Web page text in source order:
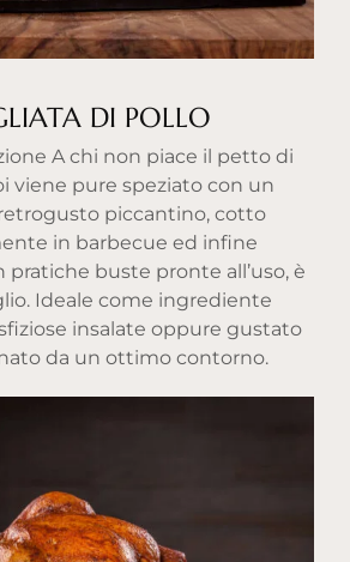
DI POLLO
A chi non piace il petto di
viene pure speziato con un
piccantino, cotto
in barbecue ed infine
pratiche buste pronte all’uso, è
Ideale come ingrediente
insalate oppure gustato
da un ottimo contorno.